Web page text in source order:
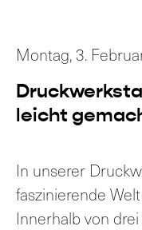
Montag, 3.
leicht
In unserer
faszinierende
Innerhalb von